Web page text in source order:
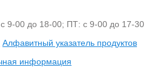
9-00 до 18-00; ПТ: с 9-00 до 17-30
Алфавитный указатель продуктов
информация